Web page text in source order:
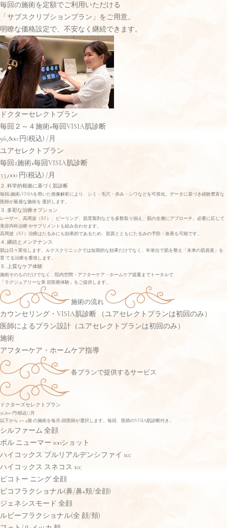
毎回の施術を定額でご利用いただける
「サブスクリプションプラン」をご用意。
明瞭な価格設定で、不安なく継続できます。
ドクターセレクトプラン
毎回２～４施術+毎回VISIA肌診断
96,800 円(税込) /月
ユアセレクトプラン
毎回2施術+毎回VISIA肌診断
33,000 円(税込) /月
２. 科学的根拠に基づく肌診断
毎回2施術+VISIAを用いた画像解析により、シミ・毛穴・赤み・シワなどを可視化。データに基づき経験豊富な
医師が最適な施術を 選択します。
３. 多彩な治療オプション
レーザー、高周波（RF）、ピーリング、肌育製剤などを多数取り揃え、肌の全層にアプローチ。必要に応じて
美容内科治療 やサプリメントも組み合わせます。
高周波（RF）治療はたるみにも効果的であるため、肌質とともにたるみの予防・改善も可能です。
４. 継続とメンテナンス
肌は日々変化します。ルクスクリニックでは短期的な効果だけでなく、年単位で肌を整え「未来の肌資産」を
育 てる治療を重視します。
５. 上質なケア体験
施術そのものだけでなく、院内空間・アフターケア・ホームケア提案までトータルで
「ラグジュアリーな美 容医療体験」をご提供します。
施術の流れ
カウンセリング・VISIA肌診断 （ユアセレクトプランは初回のみ）
医師によるプラン設計（ユアセレクトプランは初回のみ）
施術
アフターケア・ホームケア指導
各プランで提供するサービス
ドクターズセレクトプラン
96,800 円(税込)/月
以下から 2～4個 の施術を毎月1回医師が選択します。毎回、医師のVISIA肌診断付き。
シルファーム 全顔
ボル ニューマー 100ショット
ハイコックス プルリアルデンシファイ 1cc
ハイコックス スネコス 1cc
ピコトー ニング 全顔
ピコフラクショナル(鼻/鼻+頬/全顔)
ジェネシスモード 全顔
ルビーフラクショナル(全 顔/頬)